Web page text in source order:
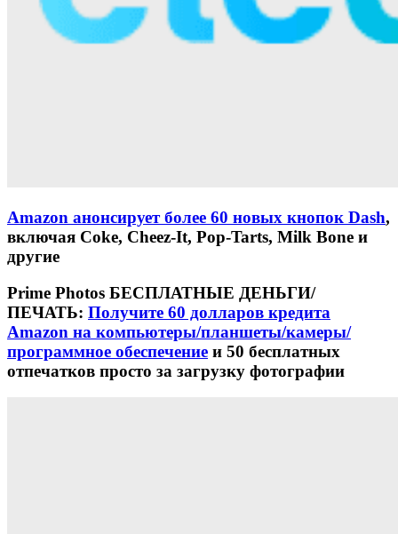
Amazon анонсирует более 60 новых кнопок Dash,
включая Coke, Cheez-It, Pop-Tarts, Milk Bone и
другие
Prime Photos БЕСПЛАТНЫЕ ДЕНЬГИ/
ПЕЧАТЬ: Получите 60 долларов кредита
Amazon на компьютеры/планшеты/камеры/
программное обеспечение и 50 бесплатных
отпечатков просто за загрузку фотографии